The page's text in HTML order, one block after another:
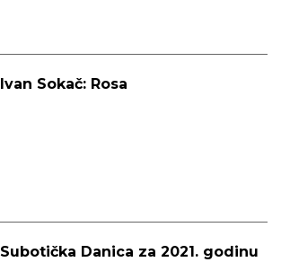
Ivan Sokač: Rosa
Subotička Danica za 2021. godinu